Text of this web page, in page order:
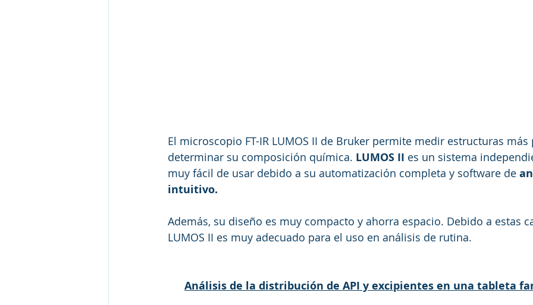
El microscopio FT-IR LUMOS II de Bruker permite medir estructuras
determinar su composición química. LUMOS II es un sistema
muy fácil de usar debido a su automatización completa y software de
intuitivo.
Además, su diseño es muy compacto y ahorra espacio. Debido a estas
LUMOS II es muy adecuado para el uso en análisis de rutina.
Análisis de la distribución de API y excipientes en una tableta